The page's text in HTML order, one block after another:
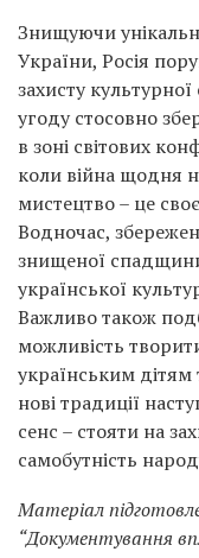
Знищуючи
України, Росія
захисту
угоду стосовно
в зоні світових
коли війна щодня
мистецтво – це
Водночас,
знищеної
української
Важливо також
можливість
українським дітям
нові традиції
сенс – стояти на
самобутність
Матеріал
“Документування